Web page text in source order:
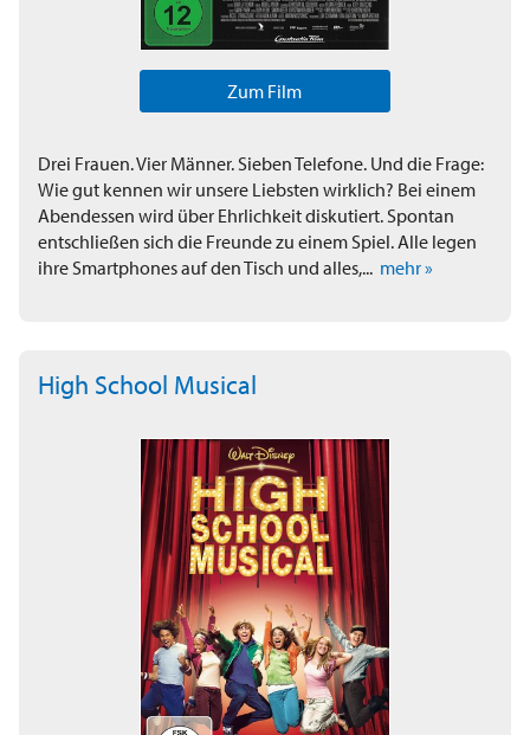
Zum Film
Drei Frauen. Vier Männer. Sieben Telefone. Und die Frage:
Wie gut kennen wir unsere Liebsten wirklich? Bei einem
Abendessen wird über Ehrlichkeit diskutiert. Spontan
entschließen sich die Freunde zu einem Spiel. Alle legen
ihre Smartphones auf den Tisch und alles,... mehr »
High School Musical